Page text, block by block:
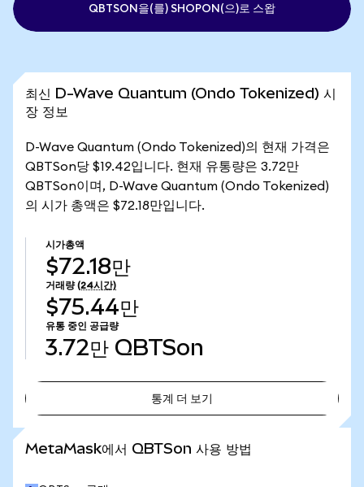
QBTSON을(를) SHOPON(으)로 스왑
최신 D-Wave Quantum (Ondo Tokenized) 시
장 정보
D-Wave Quantum (Ondo Tokenized)의 현재 가격은
QBTSon당 $19.42입니다. 현재 유통량은 3.72만
QBTSon이며, D-Wave Quantum (Ondo Tokenized)
의 시가 총액은 $72.18만입니다.
시가총액
$72.18만
거래량 (24시간)
$75.44만
유통 중인 공급량
3.72만 QBTSon
통계 더 보기
MetaMask에서 QBTSon 사용 방법